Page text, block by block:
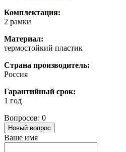
Комплектация:
2 рамки
Материал:
термостойкий пластик
Страна производитель:
Россия
Гарантийный срок:
1 год
Вопросов: 0
Новый вопрос
Ваше имя